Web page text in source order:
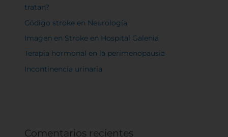
tratan?
Código stroke en Neurología
Imagen en Stroke en Hospital Galenia
Terapia hormonal en la perimenopausia
Incontinencia urinaria
Comentarios recientes